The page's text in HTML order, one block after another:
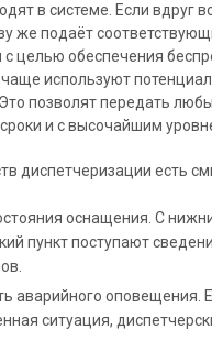
в системе. Если вдруг
же подаёт
с целью обеспечения
используют
позволят передать
и с высочайшим
диспетчеризации есть
оснащения. С
пункт поступают
аварийного оповещения.
ситуация,